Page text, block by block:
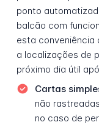
ponto
balcão com
esta conveniência
a localizações de
próximo dia útil
Cartas
não
no caso de